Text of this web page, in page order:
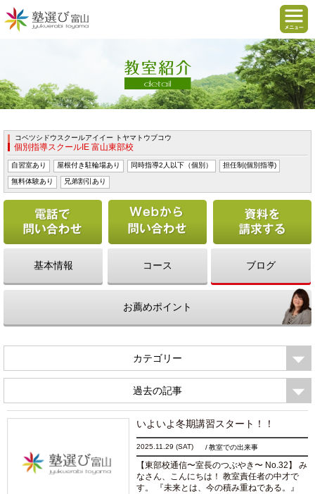
コベツシドウスクールアイイー トヤマトウブコウ
個別指導スクールIE 富山東部校
自習室あり 屋根付き駐輪場あり 同時指導2人以下（個別） 担任制(個別指導)
無料体験あり 兄弟割引あり
電話で問い合わせる Webから問い合わせ
基本情報 コース ブログ
お薦めポイント
カテゴリー
過去の記事
いよいよ冬期講習スタート！！
2025.11.29(SAT) 教室での出来事
【東部校通信〜室長のつぶやき〜 No.32】 み
なさん、こんにちは！ 教室責任者の中才で
す。 『未来とは、今の積み重ねである。』